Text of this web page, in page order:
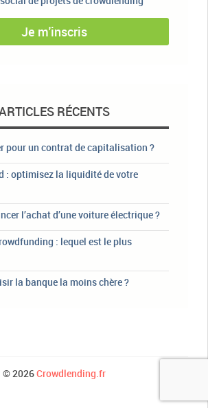
Je m'inscris
RÉCENTS
pour un contrat de capitalisation ?
: optimisez la liquidité de votre
l’achat d’une voiture électrique ?
: lequel est le plus
la banque la moins chère ?
© 2026Crowdlending.fr